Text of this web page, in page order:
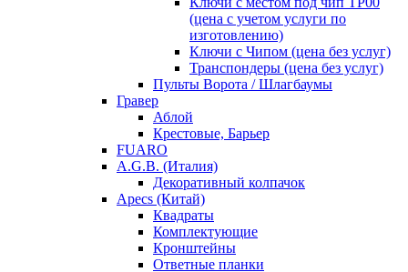
(цена с учетом услуги по
изготовлению)
Ключи с Чипом (цена без услуг)
Транспондеры (цена без услуг)
Пульты Ворота / Шлагбаумы
Гравер
Аблой
Крестовые, Барьер
FUARO
A.G.B. (Италия)
Декоративный колпачок
Apecs (Китай)
Квадраты
Комплектующие
Кронштейны
Ответные планки